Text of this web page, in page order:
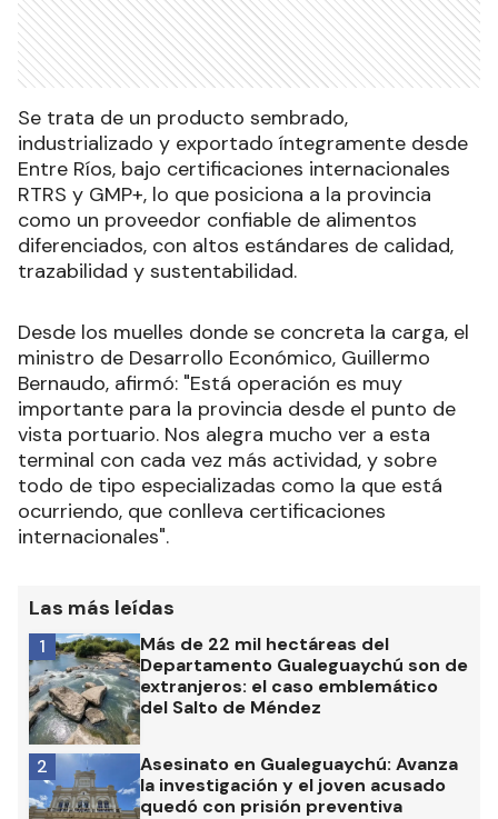
Se trata de un producto sembrado,
industrializado y exportado íntegramente desde
Entre Ríos, bajo certificaciones internacionales
RTRS y GMP+, lo que posiciona a la provincia
como un proveedor confiable de alimentos
diferenciados, con altos estándares de calidad,
trazabilidad y sustentabilidad.
Desde los muelles donde se concreta la carga, el
ministro de Desarrollo Económico, Guillermo
Bernaudo, afirmó: "Está operación es muy
importante para la provincia desde el punto de
vista portuario. Nos alegra mucho ver a esta
terminal con cada vez más actividad, y sobre
todo de tipo especializadas como la que está
ocurriendo, que conlleva certificaciones
internacionales".
Las más leídas
Más de 22 mil hectáreas del
Departamento Gualeguaychú son de
extranjeros: el caso emblemático
del Salto de Méndez
1
Asesinato en Gualeguaychú: Avanza
la investigación y el joven acusado
quedó con prisión preventiva
2